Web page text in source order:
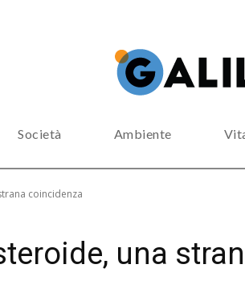
Società Ambiente
coincidenza
una